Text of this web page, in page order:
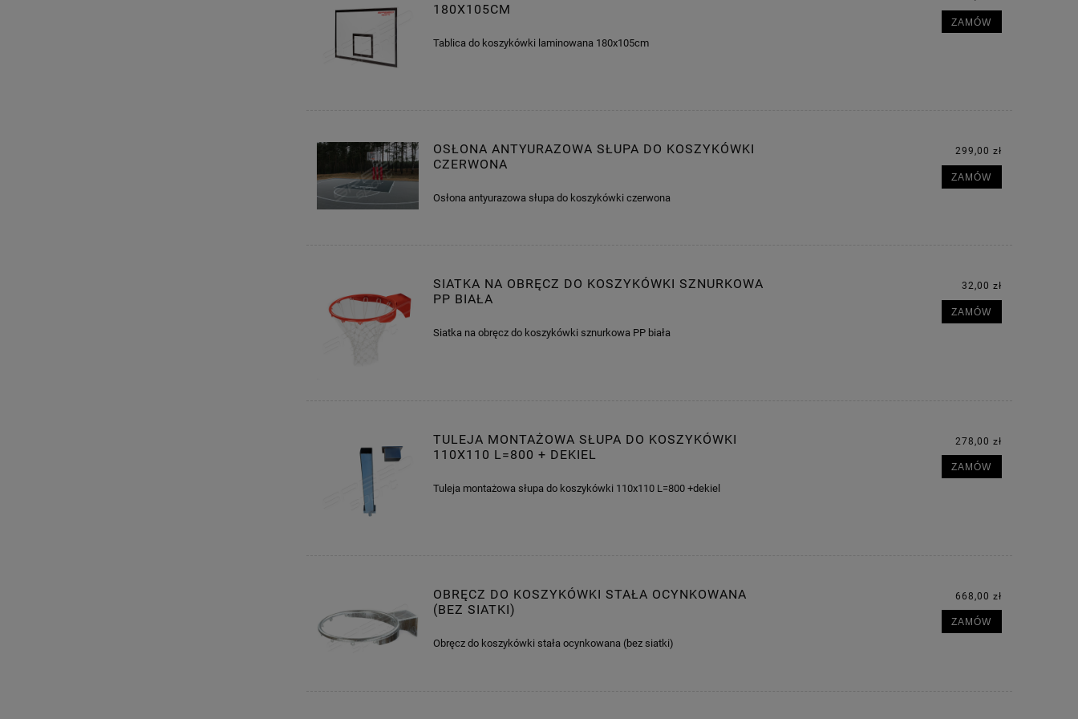
180X105CM
Tablica do koszykówki laminowana 180x105cm
ZAMÓW
OSŁONA ANTYURAZOWA SŁUPA DO KOSZYKÓWKI
CZERWONA
Osłona antyurazowa słupa do koszykówki czerwona
299,00 zł
ZAMÓW
SIATKA NA OBRĘCZ DO KOSZYKÓWKI SZNURKOWA
PP BIAŁA
Siatka na obręcz do koszykówki sznurkowa PP biała
32,00 zł
ZAMÓW
TULEJA MONTAŻOWA SŁUPA DO KOSZYKÓWKI
110X110 L=800 + DEKIEL
Tuleja montażowa słupa do koszykówki 110x110 L=800 +dekiel
278,00 zł
ZAMÓW
OBRĘCZ DO KOSZYKÓWKI STAŁA OCYNKOWANA
(BEZ SIATKI)
Obręcz do koszykówki stała ocynkowana (bez siatki)
668,00 zł
ZAMÓW